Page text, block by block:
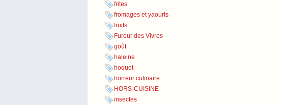
frites
fromages et yaourts
fruits
Fureur des Vivres
goût
haleine
hoquet
horreur culinaire
HORS-CUISINE
insectes